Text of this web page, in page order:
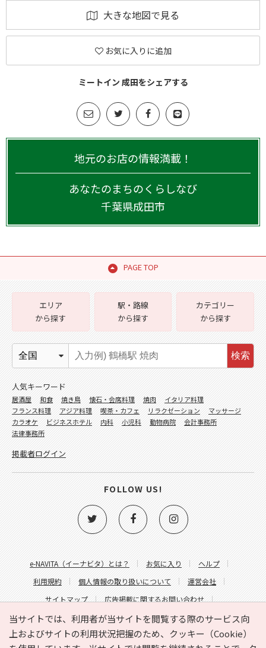
大きな地図で見る
お気に入りに追加
ミートイン 成田をシェアする
地元のお店の情報満載！
あなたのまちのくらしなび
千葉県成田市
PAGE TOP
当サイトでは、利用者が当サイトを閲覧する際のサービス向
上およびサイトの利用状況把握のため、クッキー（Cookie）
e-NAVITA（イーナビタ）とは？ お気に入り
ヘルプ
利用規約
個人情報の取り扱いについて
運営会社
サイトマップ
広告掲載に関するお問い合わせ
サイトの内容に関するお問い合わせ
エリア
から探す
駅・路線
から探す
カテゴリー
から探す
検索
人気キーワード
居酒屋 和食 焼き鳥 懐石・会席料理 焼肉
イタリア料理
フランス料理
アジア料理 喫茶・カフェ リラクゼーション
マッサージ
カラオケ
ビジネスホテル 内科 小児科 動物病院
会計事務所
法律事務所
掲載者ログイン
FOLLOW US!